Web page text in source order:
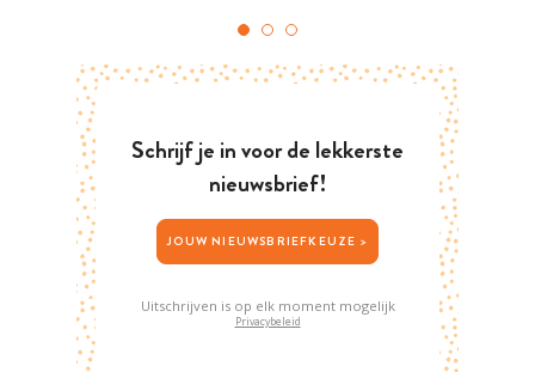
Schrijf je in voor de lekkerste
nieuwsbrief!
JOUW NIEUWSBRIEFKEUZE >
Uitschrijven is op elk moment mogelijk
Privacybeleid